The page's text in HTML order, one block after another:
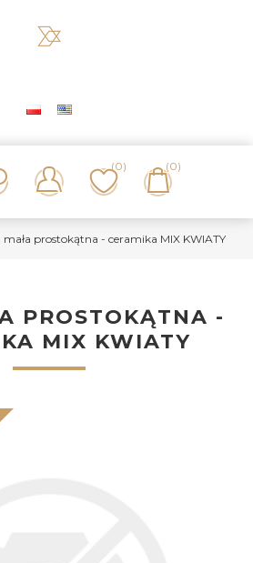
(0) (0)
mała prostokątna - ceramika MIX KWIATY
PROSTOKĄTNA -
MIX KWIATY